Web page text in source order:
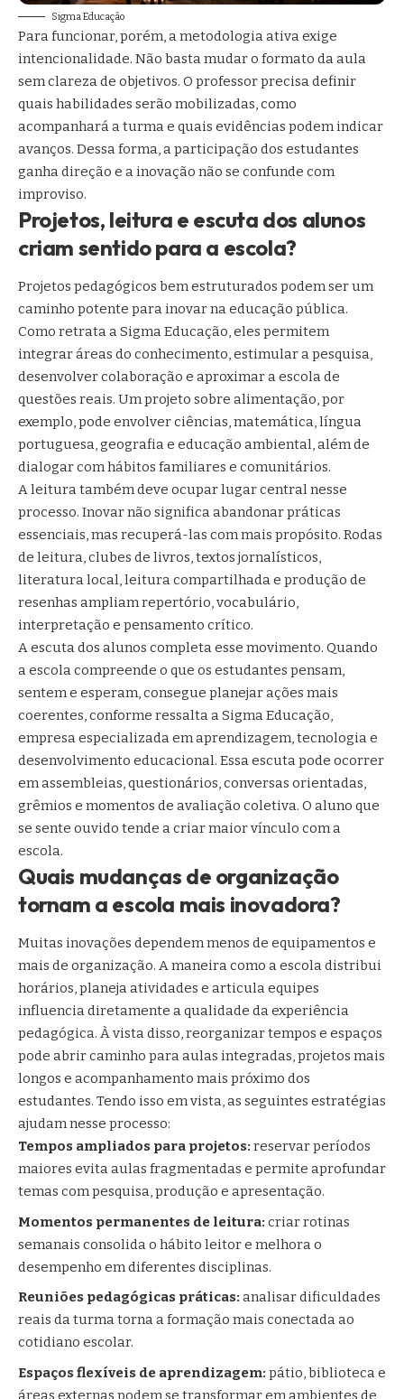
Sigma Educação
Para funcionar, porém, a metodologia ativa exige
intencionalidade. Não basta mudar o formato da aula
sem clareza de objetivos. O professor precisa definir
quais habilidades serão mobilizadas, como
acompanhará a turma e quais evidências podem indicar
avanços. Dessa forma, a participação dos estudantes
ganha direção e a inovação não se confunde com
improviso.
Projetos, leitura e escuta dos alunos
criam sentido para a escola?
Projetos pedagógicos bem estruturados podem ser um
caminho potente para inovar na educação pública.
Como retrata a Sigma Educação, eles permitem
integrar áreas do conhecimento, estimular a pesquisa,
desenvolver colaboração e aproximar a escola de
questões reais. Um projeto sobre alimentação, por
exemplo, pode envolver ciências, matemática, língua
portuguesa, geografia e educação ambiental, além de
dialogar com hábitos familiares e comunitários.
A leitura também deve ocupar lugar central nesse
processo. Inovar não significa abandonar práticas
essenciais, mas recuperá-las com mais propósito. Rodas
de leitura, clubes de livros, textos jornalísticos,
literatura local, leitura compartilhada e produção de
resenhas ampliam repertório, vocabulário,
interpretação e pensamento crítico.
A escuta dos alunos completa esse movimento. Quando
a escola compreende o que os estudantes pensam,
sentem e esperam, consegue planejar ações mais
coerentes, conforme ressalta a Sigma Educação,
empresa especializada em aprendizagem, tecnologia e
desenvolvimento educacional. Essa escuta pode ocorrer
em assembleias, questionários, conversas orientadas,
grêmios e momentos de avaliação coletiva. O aluno que
se sente ouvido tende a criar maior vínculo com a
escola.
Quais mudanças de organização
tornam a escola mais inovadora?
Muitas inovações dependem menos de equipamentos e
mais de organização. A maneira como a escola distribui
horários, planeja atividades e articula equipes
influencia diretamente a qualidade da experiência
pedagógica. À vista disso, reorganizar tempos e espaços
pode abrir caminho para aulas integradas, projetos mais
longos e acompanhamento mais próximo dos
estudantes. Tendo isso em vista, as seguintes estratégias
ajudam nesse processo:
Tempos ampliados para projetos: reservar períodos
maiores evita aulas fragmentadas e permite aprofundar
temas com pesquisa, produção e apresentação.
Momentos permanentes de leitura: criar rotinas
semanais consolida o hábito leitor e melhora o
desempenho em diferentes disciplinas.
Reuniões pedagógicas práticas: analisar dificuldades
reais da turma torna a formação mais conectada ao
cotidiano escolar.
Espaços flexíveis de aprendizagem: pátio, biblioteca e
áreas externas podem se transformar em ambientes de